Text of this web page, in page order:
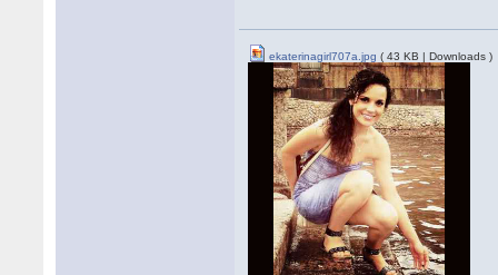
ekaterinagirl707a.jpg ( 43 KB | Downloads )